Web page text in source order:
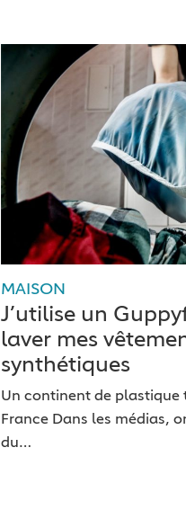
MAISON
J’utilise un
laver mes
synthétiques
Un continent de
France Dans les médias,
du…